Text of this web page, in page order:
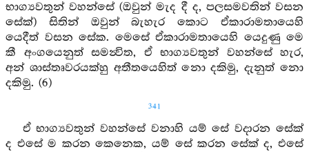
භාග්‍යවතුන් වහන්සේ (ඔවුන් මැද දී ද, පලසමවතින් වසන
සේක්) සිතින් ඔවුන් බැහැර කොට ඒකාරාමතායෙහි
යෙදීත් වසන සේක. මෙසේ ඒකාරාමතායෙහි යෙදුණු මෙ
කී අංගයෙනුත් සමන්‍විත, ඒ භාග්‍යවතුන් වහන්සේ හැර,
අන් ශාස්තෘවරයක්හු අතීතයෙහිත් නො දකිමු, දැනුත් නො
දකිමු. (6)
341
ඒ භාග්‍යවතුන් වහන්සේ වනාහි යම් සේ වදාරන සේක්
ද එසේ ම කරන කෙනෙක, යම් සේ කරන සේක් ද, එසේ